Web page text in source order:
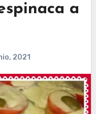
a
2021